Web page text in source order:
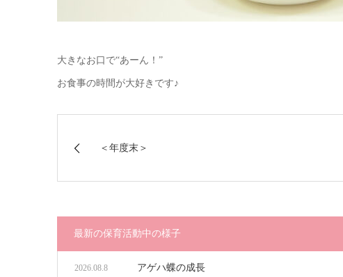
大きなお口で“あーん！”
お食事の時間が大好きです♪
＜年度末＞
最新の保育活動中の様子
アゲハ蝶の成長
2026.08.8